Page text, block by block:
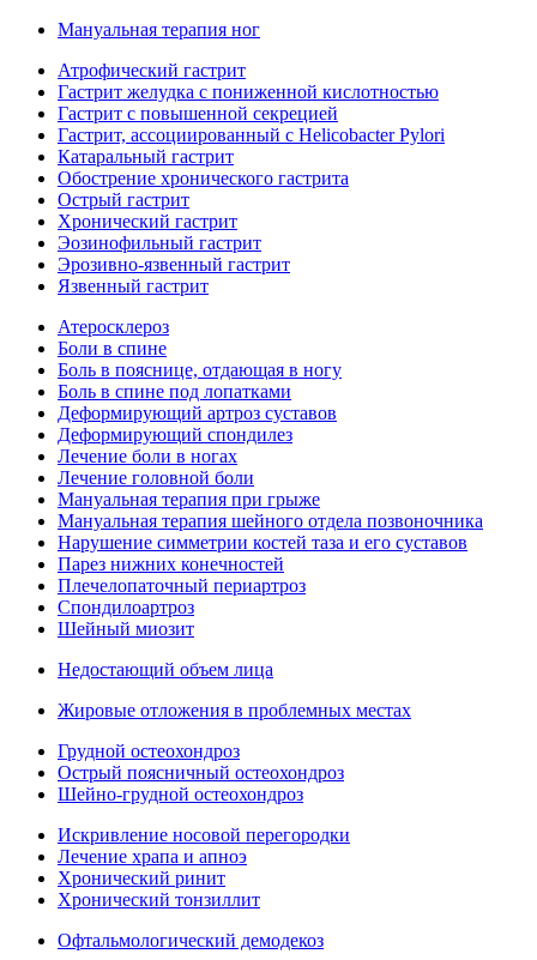
Мануальная терапия ног
Атрофический гастрит
Гастрит желудка с пониженной кислотностью
Гастрит с повышенной секрецией
Гастрит, ассоциированный с Helicobacter Pylori
Катаральный гастрит
Обострение хронического гастрита
Острый гастрит
Хронический гастрит
Эозинофильный гастрит
Эрозивно-язвенный гастрит
Язвенный гастрит
Атеросклероз
Боли в спине
Боль в пояснице, отдающая в ногу
Боль в спине под лопатками
Деформирующий артроз суставов
Деформирующий спондилез
Лечение боли в ногах
Лечение головной боли
Мануальная терапия при грыже
Мануальная терапия шейного отдела позвоночника
Нарушение симметрии костей таза и его суставов
Парез нижних конечностей
Плечелопаточный периартроз
Спондилоартроз
Шейный миозит
Недостающий объем лица
Жировые отложения в проблемных местах
Грудной остеохондроз
Острый поясничный остеохондроз
Шейно-грудной остеохондроз
Искривление носовой перегородки
Лечение храпа и апноэ
Хронический ринит
Хронический тонзиллит
Офтальмологический демодекоз